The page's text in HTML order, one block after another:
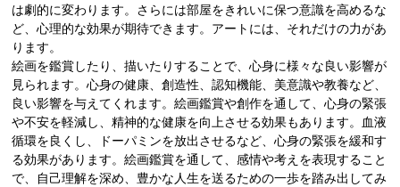
は劇的に変わります。さらには部屋をきれいに保つ意識を高めるな
ど、心理的な効果が期待できます。アートには、それだけの力があ
ります。
絵画を鑑賞したり、描いたりすることで、心身に様々な良い影響が
見られます。心身の健康、創造性、認知機能、美意識や教養など、
良い影響を与えてくれます。絵画鑑賞や創作を通して、心身の緊張
や不安を軽減し、精神的な健康を向上させる効果もあります。血液
循環を良くし、ドーパミンを放出させるなど、心身の緊張を緩和す
る効果があります。絵画鑑賞を通して、感情や考えを表現すること
で、自己理解を深め、豊かな人生を送るための一歩を踏み出してみ